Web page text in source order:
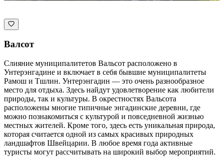
Валсот
Слияние муниципалитетов Вальсот расположено в
Унтерэнгадине и включает в себя бывшие муниципалитеты
Рамош и Тшлин. Унтерэнгадин — это очень разнообразное
место для отдыха. Здесь найдут удовлетворение как любители
природы, так и культуры. В окрестностях Вальсота
расположены многие типичные энгадинские деревни, где
можно познакомиться с культурой и повседневной жизнью
местных жителей. Кроме того, здесь есть уникальная природа,
которая считается одной из самых красивых природных
ландшафтов Швейцарии. В любое время года активные
туристы могут рассчитывать на широкий выбор мероприятий.